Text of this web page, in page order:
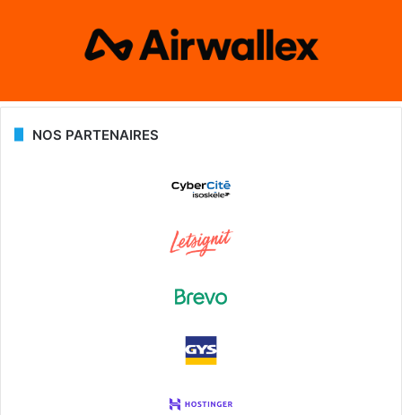
NOS PARTENAIRES